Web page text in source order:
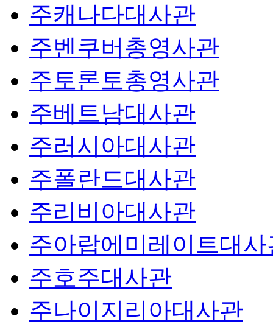
주캐나다대사관
주벤쿠버총영사관
주토론토총영사관
주베트남대사관
주러시아대사관
주폴란드대사관
주리비아대사관
주아랍에미레이트대사
주호주대사관
주나이지리아대사관